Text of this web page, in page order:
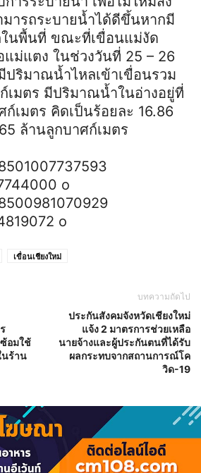
มารถระบายน้ำได้ดีขึ้นหากมี
นพื้นที่ ขณะที่เขื่อนแม่งัด
ม่แตง ในช่วงวันที่ 25 – 26
ปริมาณน้ำไหลเข้าเขื่อนรวม
เมตร มีปริมาณน้ำในอ่างอยู่ที่
เมตร คิดเป็นร้อยละ 16.86
ล้านลูกบาศก์เมตร
เขื่อนเชียงใหม่
อมใช้
นร้าน
บทความถัดไป
ประกันสังคมจังหวัดเชียงใหม่
แจ้ง 2 มาตรการช่วยเหลือ
นายจ้างและผู้ประกันตนที่ได้รับ
ผลกระทบจากสถานการณ์โค
วิด-19